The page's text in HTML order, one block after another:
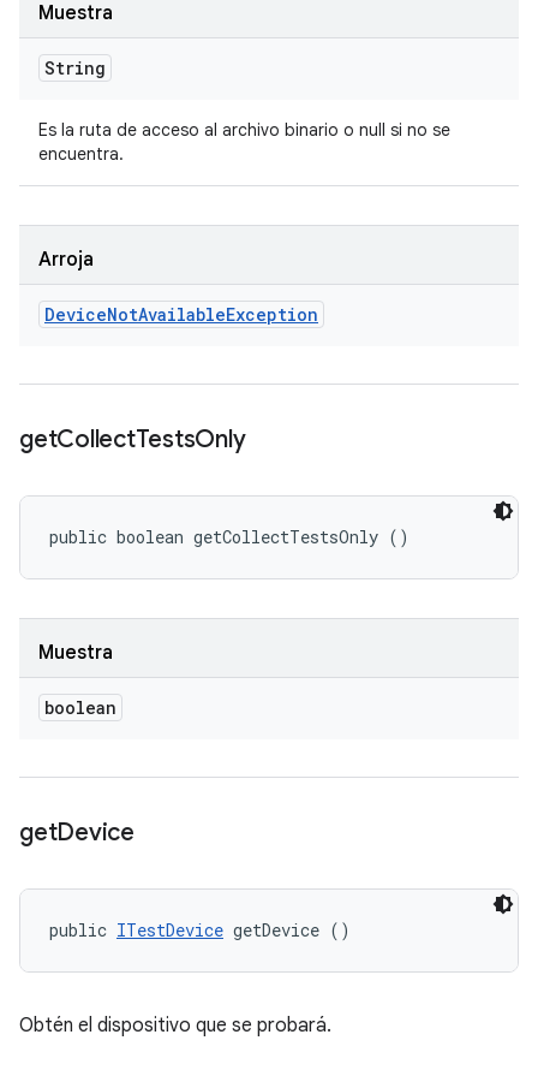
Muestra
String
Es la ruta de acceso al archivo binario o null si no se
encuentra.
Arroja
DeviceNotAvailableException
getCollectTestsOnly
public boolean getCollectTestsOnly ()
Muestra
boolean
getDevice
public ITestDevice getDevice ()
Obtén el dispositivo que se probará.